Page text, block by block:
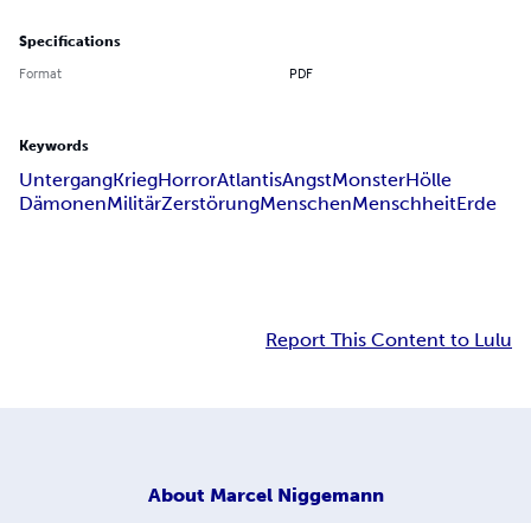
Specifications
Format PDF
Keywords
UntergangKriegHorrorAtlantisAngstMonsterHölle
DämonenMilitärZerstörungMenschenMenschheitErde
Report This Content to Lulu
About Marcel Niggemann